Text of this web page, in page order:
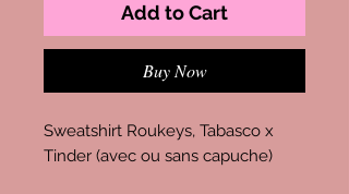
Add to Cart
Buy Now
Sweatshirt Roukeys, Tabasco x
Tinder (avec ou sans capuche)